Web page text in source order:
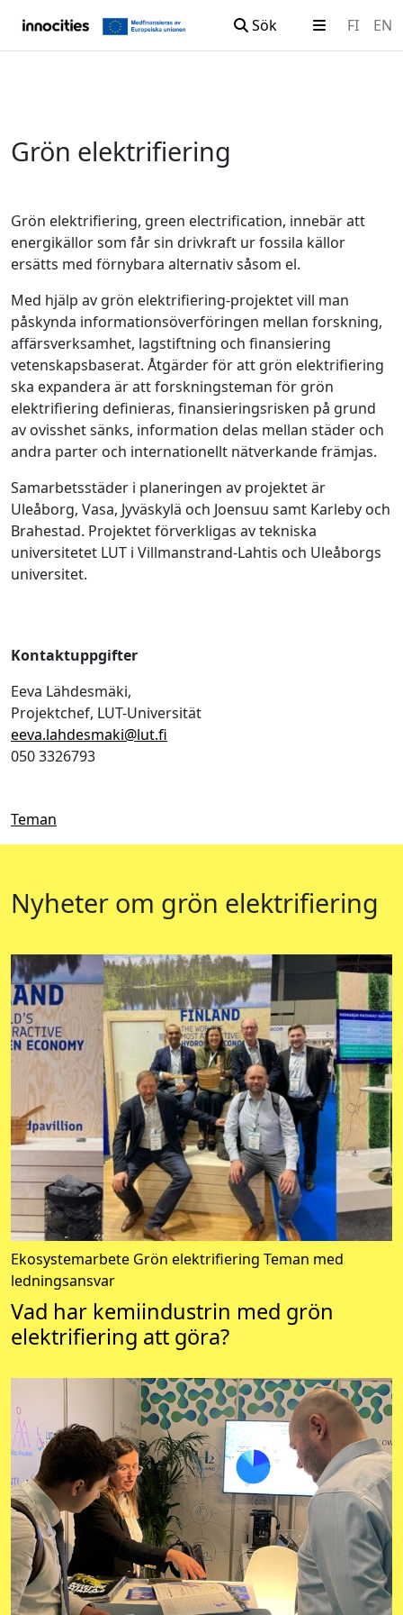
Sök FI EN
Grön elektrifiering
Grön elektrifiering, green electrification, innebär att
energikällor som får sin drivkraft ur fossila källor
ersätts med förnybara alternativ såsom el.
Med hjälp av grön elektrifiering-projektet vill man
påskynda informationsöverföringen mellan forskning,
affärsverksamhet, lagstiftning och finansiering
vetenskapsbaserat. Åtgärder för att grön elektrifiering
ska expandera är att forskningsteman för grön
elektrifiering definieras, finansieringsrisken på grund
av ovisshet sänks, information delas mellan städer och
andra parter och internationellt nätverkande främjas.
Samarbetsstäder i planeringen av projektet är
Uleåborg, Vasa, Jyväskylä och Joensuu samt Karleby och
Brahestad. Projektet förverkligas av tekniska
universitetet LUT i Villmanstrand-Lahtis och Uleåborgs
universitet.
Kontaktuppgifter
Eeva Lähdesmäki,
Projektchef, LUT-Universität
eeva.lahdesmaki@lut.fi
050 3326793
Teman
Nyheter om grön elektrifiering
Ekosystemarbete Grön elektrifiering Teman med
ledningsansvar
Vad har kemiindustrin med grön
elektrifiering att göra?